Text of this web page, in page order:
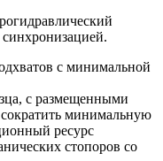
с минимальной
с размещенными
минимальную
ресурс
стопоров со